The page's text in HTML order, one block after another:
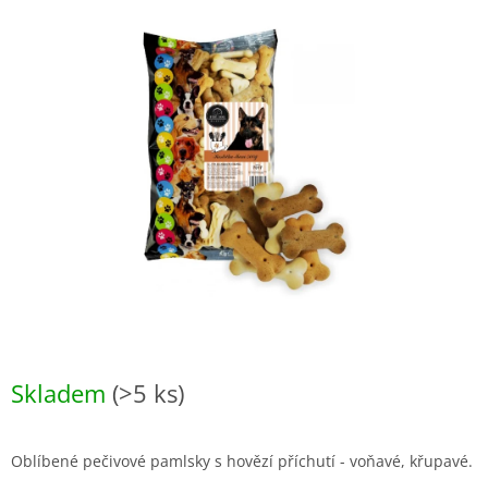
Skladem (>5 ks)
Oblíbené pečivové pamlsky s hovězí příchutí - voňavé, křupavé.